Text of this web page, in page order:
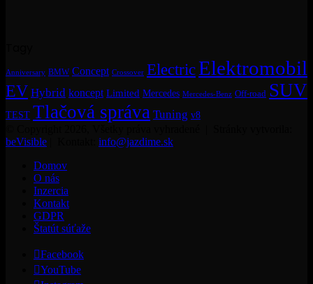
Anniversary BMW Concept Crossover ElectricElektromobil
EV Hybrid koncept Limited Mercedes Mercedes-Benz Off-road SUV
TEST Tlačová správa Tuning v8
beVisible
info@jazdime.sk
Domov
O nás
Inzercia
Kontakt
GDPR
Štatút súťaže
Facebook
YouTube